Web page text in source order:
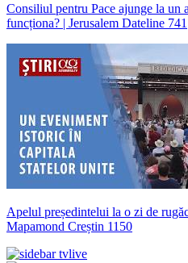
Consiliul pentru Pace ajunge la un
funcționa? | Jerusalem Dateline 741
Apelul președintelui la o zi de
Mapamond Creștin 1150